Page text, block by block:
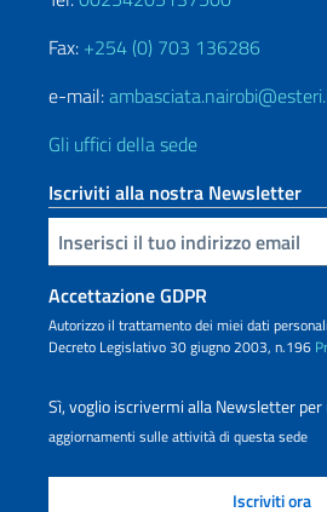
Fax: +254 (0) 703 136286
e-mail:
Gli uffici della sede
Iscriviti alla nostra Newsletter
Inserisci la tua email
Accettazione GDPR
Autorizzo il trattamento dei miei dati
Decreto Legislativo 30 giugno 2003, n.196
Sì, voglio iscrivermi alla Newsletter
aggiornamenti sulle attività di questa sede